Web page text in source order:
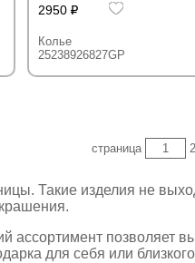
2950
Колье
25238926827GP
страница 2
Такие изделия не
ассортимент позволяет
для себя или